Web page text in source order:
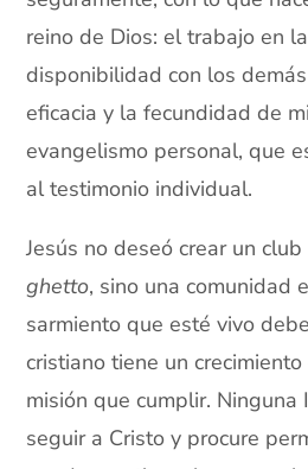
reino de Dios: el trabajo en
disponibilidad con los
eficacia y la fecundidad de
evangelismo personal, que
al testimonio individual.
Jesús no deseó crear un
ghetto, sino una comunidad
sarmiento que esté vivo
cristiano tiene un
misión que cumplir. Ninguna
seguir a Cristo y procure